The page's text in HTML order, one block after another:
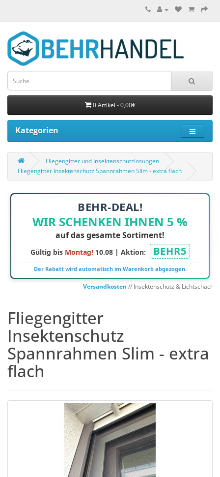
0 Artikel - 0,00€
Kategorien
Fliegengitter und Insektenschutzlösungen
Fliegengitter Insektenschutz Spannrahmen Slim - extra flach
BEHR-DEAL!
WIR SCHENKEN IHNEN 5 %
auf das gesamte Sortiment!
Gültig bis Montag!10.08 | Aktion: BEHR5
Der Rabatt wird automatisch im Warenkorb abgezogen.
Versandkosten// Insektenschutz &
Fliegengitter
Insektenschutz
Spannrahmen Slim - extra
flach